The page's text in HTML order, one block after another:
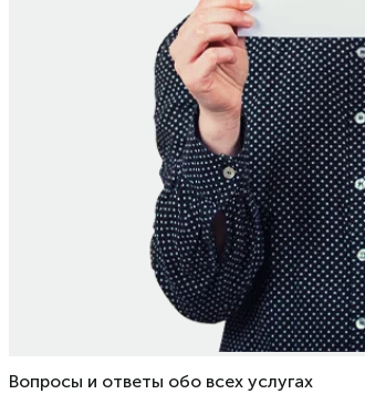
Вопросы и ответы обо всех услугах